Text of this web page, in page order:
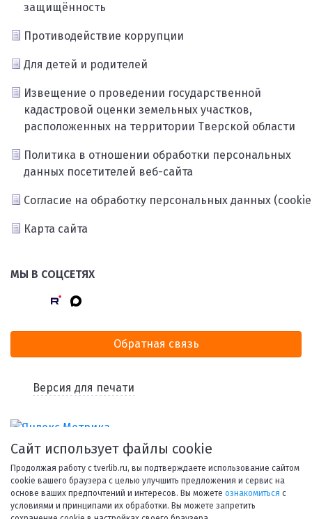
защищённость
Противодействие коррупции
Для детей и родителей
Извещение о проведении государственной
кадастровой оценки земельных участков,
расположенных на территории Тверской области
Политика в отношении обработки персональных
данных посетителей веб-сайта
Согласие на обработку персональных данных
Карта сайта
МЫ В СОЦСЕТЯХ
Обратная связь
Версия для печати
Сайт использует файлы cookie
Продолжая работу с tverlib.ru, вы подтверждаете использование сайтом
cookie вашего браузера с целью улучшить предложения и сервис на
основе ваших предпочтений и интересов. Вы можете ознакомиться с
условиями и принципами их обработки. Вы можете запретить